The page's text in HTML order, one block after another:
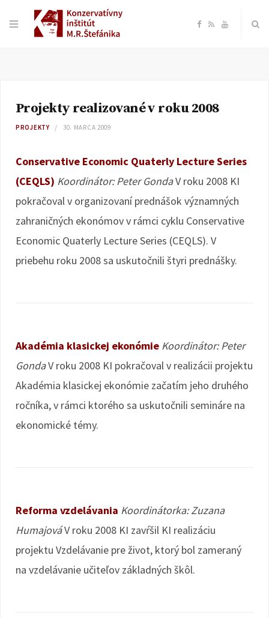
F
e
o
R Y
e
Projekty realizované v roku 2008
PROJEKTY 30. MARCA 2009
Conservative Economic Quaterly Lecture Series
(CEQLS) Koordinátor: Peter GondaV roku 2008 KI
pokračoval v organizovaní prednášok významných
zahraničných ekonómov v rámci cyklu Conservative
Economic Quaterly Lecture Series (CEQLS). V
priebehu roku 2008 sa uskutočnili štyri prednášky.
Akadémia klasickej ekonómie Koordinátor: Peter
GondaV roku 2008 KI pokračoval v realizácii projektu
Akadémia klasickej ekonómie začatím jeho druhého
ročníka, v rámci ktorého sa uskutočnili semináre na
ekonomické témy.
Reforma vzdelávania Koordinátorka: Zuzana
HumajováV roku 2008 KI zavŕšil KI realizáciu
projektu Vzdelávanie pre život, ktorý bol zameraný
na vzdelávanie učiteľov základných škôl.